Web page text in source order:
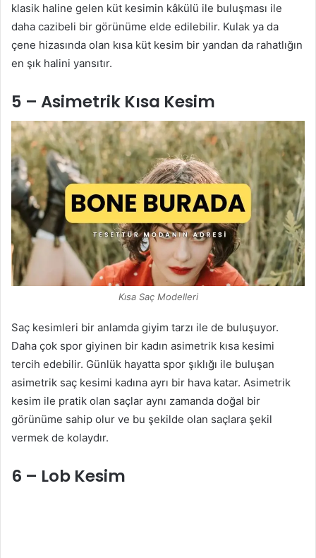
klasik haline gelen küt kesimin kâkülü ile buluşması ile
daha cazibeli bir görünüme elde edilebilir. Kulak ya da
çene hizasında olan kısa küt kesim bir yandan da rahatlığın
en şık halini yansıtır.
5 – Asimetrik Kısa Kesim
Kısa Saç Modelleri
Saç kesimleri bir anlamda giyim tarzı ile de buluşuyor.
Daha çok spor giyinen bir kadın asimetrik kısa kesimi
tercih edebilir. Günlük hayatta spor şıklığı ile buluşan
asimetrik saç kesimi kadına ayrı bir hava katar. Asimetrik
kesim ile pratik olan saçlar aynı zamanda doğal bir
görünüme sahip olur ve bu şekilde olan saçlara şekil
vermek de kolaydır.
6 – Lob Kesim